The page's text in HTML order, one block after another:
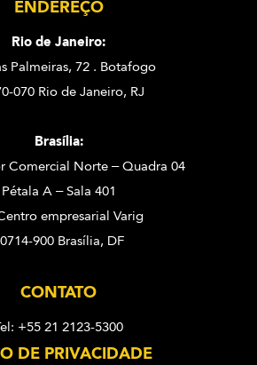
ENDEREÇO
Rio de Janeiro:
Palmeiras, 72 . Botafogo
070 Rio de Janeiro, RJ
Brasília:
Comercial Norte – Quadra 04
Pétala A – Sala 401
empresarial Varig
900 Brasília, DF
CONTATO
+55 21 2123-5300
DE PRIVACIDADE